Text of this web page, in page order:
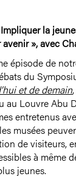
Impliquer la
avenir», avec
épisode de
du
et de demain
au Louvre Abu
entretenus
musées
de visiteurs,
à même
jeunes.